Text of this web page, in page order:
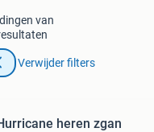
van
Verwijder filters
heren zgan